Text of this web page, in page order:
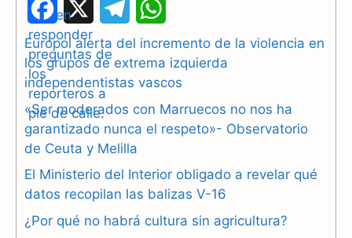
F
a
c
e
b
o
o
k
e
l
g
r
a
m
h
a
s
p
p
Europol alerta del incremento de la violencia en
los grupos de extrema izquierda
independentistas vascos
«Ser moderados con Marruecos no nos ha
garantizado nunca el respeto»- Observatorio
de Ceuta y Melilla
El Ministerio del Interior obligado a revelar qué
datos recopilan las balizas V-16
¿Por qué no habrá cultura sin agricultura?